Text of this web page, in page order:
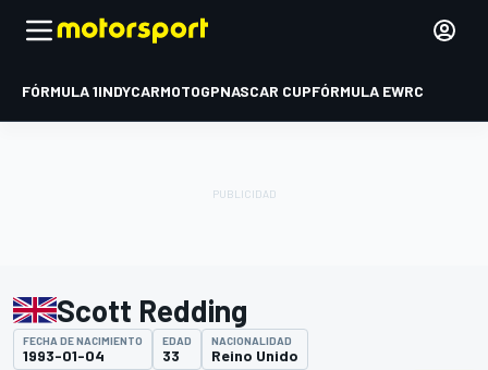
FÓRMULA 1INDYCARMOTOGPNASCAR CUPFÓRMULA EWRC
Scott Redding
FECHA DE NACIMIENTO
1993-01-04
EDAD
33
NACIONALIDAD
Reino Unido